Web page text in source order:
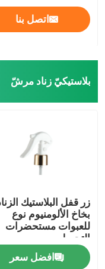
زجاجة رذاذ العطر
اتصل بنا
بلاستيكيّ زناد مرشّ
زر قفل البلاستيك
بخاخ الألومنيوم نوع
للعبوات مستحضرات
التجميل
افضل سعر